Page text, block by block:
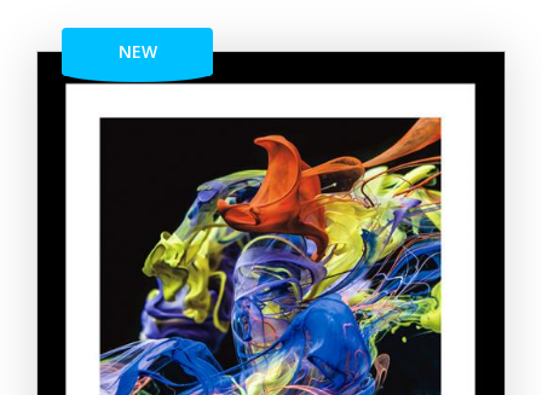
NEW